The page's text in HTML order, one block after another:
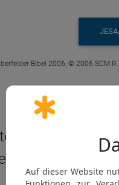
Bibel 2006, © 2006 SCM
Jes 48
es alles! Wollt
hören und